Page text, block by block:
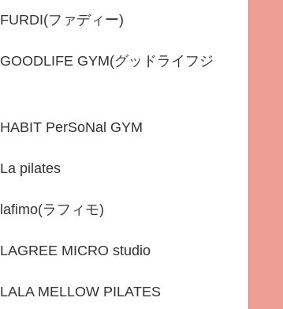
FURDI(ファディー)
GOODLIFE GYM(グッドライフジ
HABIT PerSoNal GYM
La pilates
lafimo(ラフィモ)
LAGREE MICRO studio
LALA MELLOW PILATES